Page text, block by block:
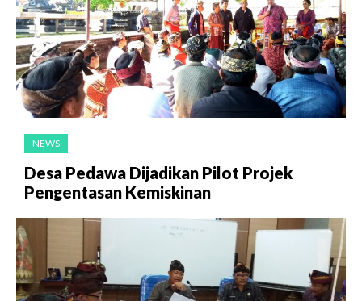
NEWS
Desa Pedawa Dijadikan Pilot Projek
Pengentasan Kemiskinan